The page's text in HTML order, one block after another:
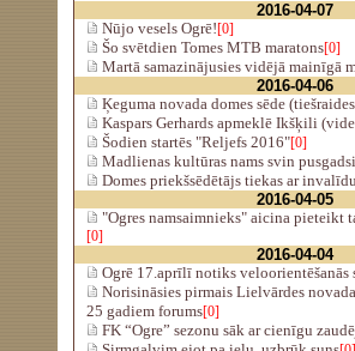
2016-04-07
Nūjo vesels Ogrē![0]
Šo svētdien Tomes MTB maratons[0]
Martā samazinājusies vidējā mainīgā
2016-04-06
Ķeguma novada domes sēde
Kaspars Gerhards apmeklē Ikšķili
Šodien startēs "Reljefs 2016"[0]
Madlienas kultūras nams svin
Domes priekšsēdētājs tiekas ar
2016-04-05
"Ogres namsaimnieks" aicina pieteikt
[0]
2016-04-04
Ogrē 17.aprīlī notiks veloorientēšanās
Norisināsies pirmais Lielvārdes
25 gadiem forums[0]
FK “Ogre” sezonu sāk ar cienīgu